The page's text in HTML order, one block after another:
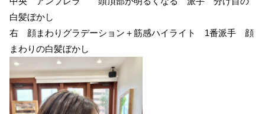
白髪ぼかし
右 顔まわりグラデーション＋筋感ハイライト 1番派手 顔
まわりの白髪ぼかし